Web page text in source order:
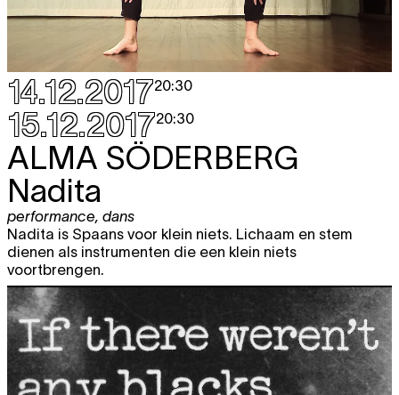
14.12.201720:30
15.12.201720:30
ALMA SÖDERBERG
Nadita
performance, dans
Nadita is Spaans voor klein niets. Lichaam en stem
dienen als instrumenten die een klein niets
voortbrengen.